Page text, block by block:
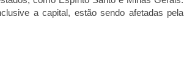
a capital, estão sendo afetadas pela